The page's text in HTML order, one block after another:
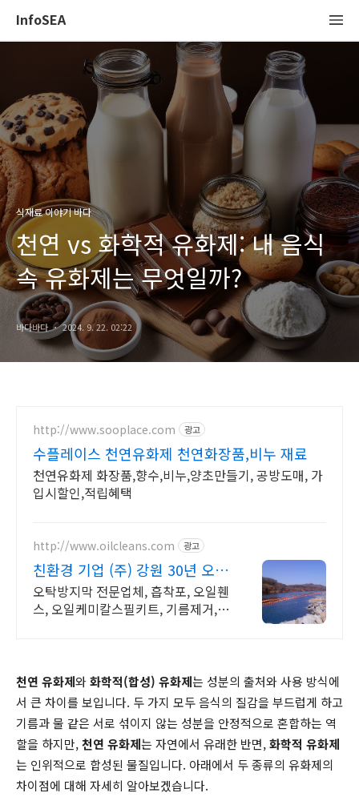
InfoSEA
식재료 이야기 바다
천연 vs 화학적 유화제: 내 음식
속 유화제는 무엇일까?
바다바다 2024. 9. 22. 02:22
http://www.sooplace.com 광고
수플레이스 천연유화제 천연화장품,비누 재료
천연유화제 화장품,향수,비누,양초만들기, 공방도매, 가
입시할인,적립혜택
http://www.oilcleans.com 광고
친환경 기업 (주) 강원 30년 오
탁방지막 전문기업
오탁방지막 전문업체, 흡착포, 오일휀
스, 오일케미칼스필키트, 기름제거,
천연 유화제와화학적(합성) 유화제는 성분의 출처와 사용 방식에
서 큰 차이를 보입니다. 두 가지 모두 음식의 질감을 부드럽게 하고
기름과 물 같은 서로 섞이지 않는 성분을 안정적으로 혼합하는 역
할을 하지만,천연 유화제는 자연에서 유래한 반면,화학적 유화제
는 인위적으로 합성된 물질입니다. 아래에서 두 종류의 유화제의
차이점에 대해 자세히 알아보겠습니다.